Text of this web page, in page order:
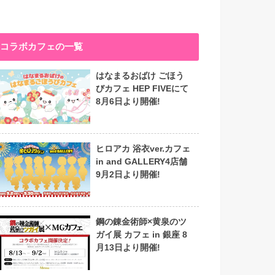
コラボカフェの一覧
はなまるおばけ ごほう
びカフェ HEP FIVEにて
8月6日より開催!
ヒロアカ 浴衣ver.カフェ
in and GALLERY4店舗
9月2日より開催!
鋼の錬金術師×黄泉のツ
ガイ展 カフェ in 銀座 8
月13日より開催!